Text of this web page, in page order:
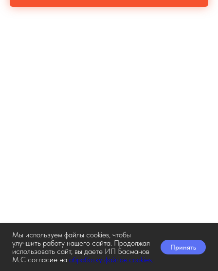
Мы используем файлы cookies, чтобы
улучшить работу нашего сайта. Продолжая
использовать сайт, вы даете ИП Басманов
М.С согласие на обработку файлов cookies.
Принять